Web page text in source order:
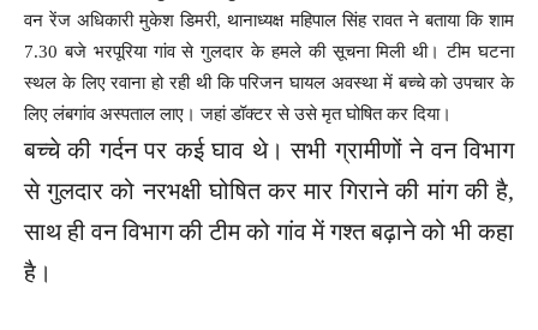
वन रेंज अधिकारी मुकेश डिमरी, थानाध्यक्ष महिपाल सिंह रावत ने बताया कि शाम
7.30 बजे भरपूरिया गांव से गुलदार के हमले की सूचना मिली थी। टीम घटना
स्थल के लिए रवाना हो रही थी कि परिजन घायल अवस्था में बच्चे को उपचार के
लिए लंबगांव अस्पताल लाए। जहां डॉक्टर से उसे मृत घोषित कर दिया।
बच्चे की गर्दन पर कई घाव थे। सभी ग्रामीणों ने वन विभाग
से गुलदार को नरभक्षी घोषित कर मार गिराने की मांग की है,
साथ ही वन विभाग की टीम को गांव में गश्त बढ़ाने को भी कहा
है।